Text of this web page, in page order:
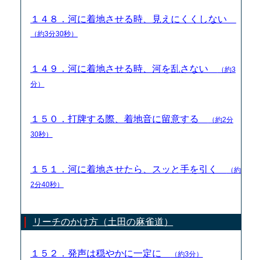
１４８．河に着地させる時、見えにくくしない
（約3分30秒）
１４９．河に着地させる時、河を乱さない
（約3
分）
１５０．打牌する際、着地音に留意する
（約2分
30秒）
１５１．河に着地させたら、スッと手を引く
（約
2分40秒）
リーチのかけ方（土田の麻雀道）
１５２．発声は穏やかに一定に （約3分）